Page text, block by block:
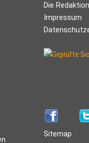
Die Redaktion
Impressum
Sitemap